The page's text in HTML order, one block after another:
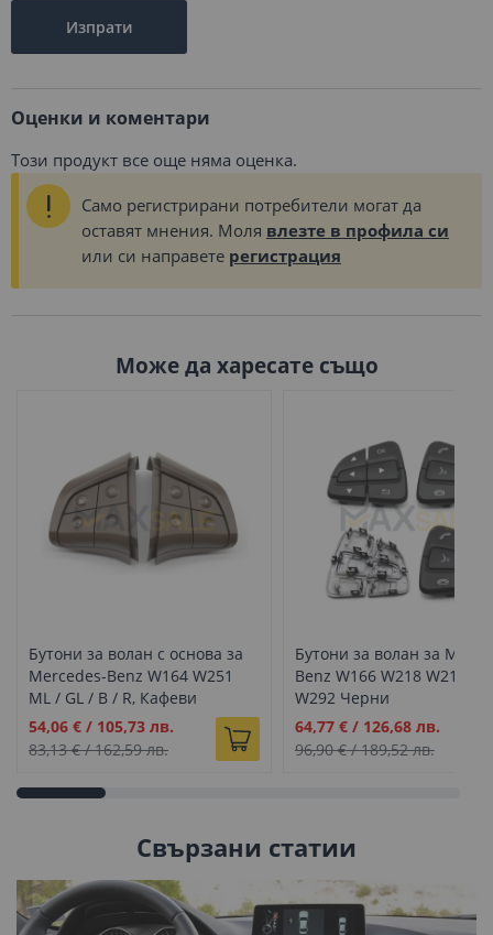
Изпрати
Оценки и коментари
Този продукт все още няма оценка.
Само регистрирани потребители могат да
оставят мнения. Моля влезте в профила си
или си направете регистрация
Може да харесате също
Бутони за волан с основа за
Mercedes-Benz W164 W251
ML / GL / B / R, Кафеви
Промо
цена
54,06 € / 105,73 лв.
83,13 €/162,59 лв.
Бутони за волан за
Benz W166 W218 W213
W292 Черни
Промо
цена
64,77 €/ 126,68 лв.
96,90 €/189,52 лв.
Свързани статии